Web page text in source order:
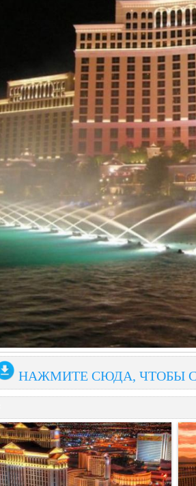
НАЖМИТЕ СЮДА, ЧТОБЫ